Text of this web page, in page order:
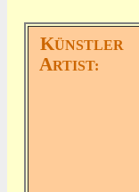
KÜNSTLER
ARTIST: